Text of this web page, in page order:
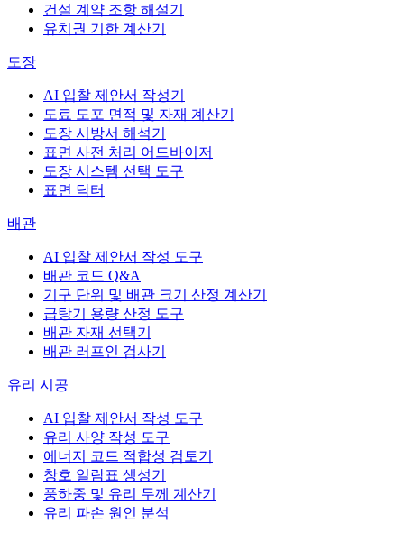
건설 계약 조항 해설기
유치권 기한 계산기
도장
AI 입찰 제안서 작성기
도료 도포 면적 및 자재 계산기
도장 시방서 해석기
표면 사전 처리 어드바이저
도장 시스템 선택 도구
표면 닥터
배관
AI 입찰 제안서 작성 도구
배관 코드 Q&A
기구 단위 및 배관 크기 산정 계산기
급탕기 용량 산정 도구
배관 자재 선택기
배관 러프인 검사기
유리 시공
AI 입찰 제안서 작성 도구
유리 사양 작성 도구
에너지 코드 적합성 검토기
창호 일람표 생성기
풍하중 및 유리 두께 계산기
유리 파손 원인 분석